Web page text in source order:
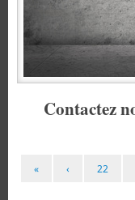
Contactez
« ‹ 22